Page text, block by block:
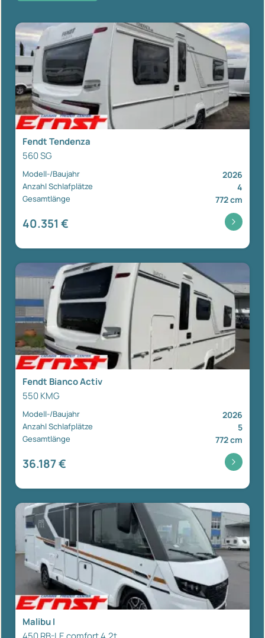
Fendt Tendenza
560 SG
Modell-/Baujahr 2026
Anzahl Schlafplätze 4
Gesamtlänge 772 cm
40.351 €
Fendt Bianco Activ
550 KMG
Modell-/Baujahr 2026
Anzahl Schlafplätze 5
Gesamtlänge 772 cm
36.187 €
Malibu I